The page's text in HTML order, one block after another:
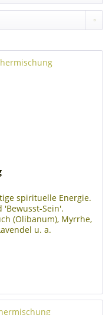
spirituelle Energie.
Sein'.
(Olibanum), Myrrhe,
u. a.